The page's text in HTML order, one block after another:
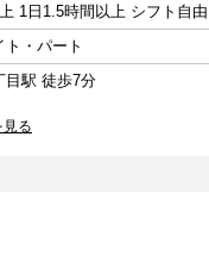
1日1.5時間以上 シフト自
ト・パート
目駅 徒歩7分
る